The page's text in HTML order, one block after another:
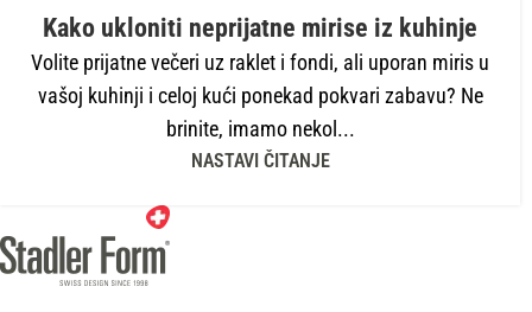
Kako ukloniti neprijatne mirise iz kuhinje
Volite prijatne večeri uz raklet i fondi, ali uporan miris u
vašoj kuhinji i celoj kući ponekad pokvari zabavu? Ne
brinite, imamo nekol...
NASTAVI ČITANJE